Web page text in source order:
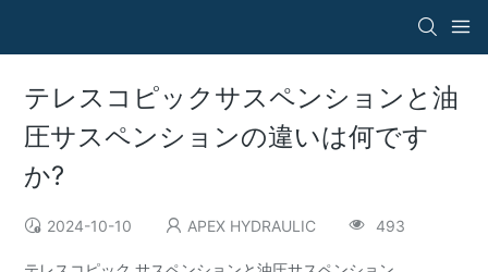
テレスコピックサスペンションと油
圧サスペンションの違いは何です
か?
2024-10-10 APEX HYDRAULIC 493